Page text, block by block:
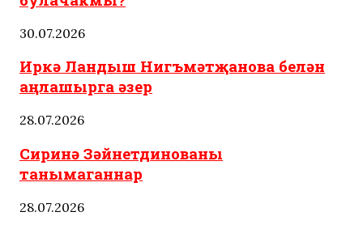
30.07.2026
Иркә Ландыш Нигъмәтҗанова белән
аңлашырга әзер
28.07.2026
Сиринә Зәйнетдинованы
танымаганнар
28.07.2026